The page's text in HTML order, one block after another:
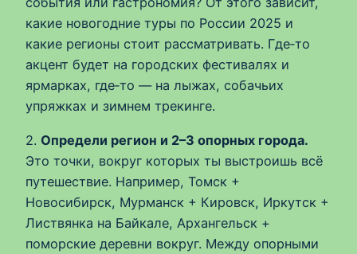
какие новогодние туры по России 2025 и
какие регионы стоит рассматривать. Где‑то
акцент будет на городских фестивалях и
ярмарках, где‑то — на лыжах, собачьих
упряжках и зимнем трекинге.
2. Определи регион и 2–3 опорных города.
Это точки, вокруг которых ты выстроишь всё
путешествие. Например, Томск +
Новосибирск, Мурманск + Кировск, Иркутск +
Листвянка на Байкале, Архангельск +
поморские деревни вокруг. Между опорными